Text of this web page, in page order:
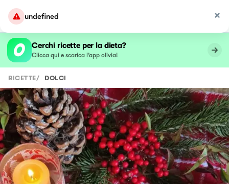
undefined
Cerchi ricette per la dieta?
Clicca qui e scarica l’app olivia!
RICETTE/ DOLCI